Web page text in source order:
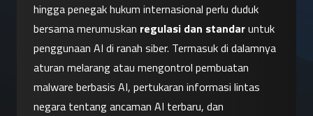
hingga penegak hukum internasional perlu duduk
bersama merumuskan regulasi dan standar untuk
penggunaan AI di ranah siber. Termasuk di dalamnya
aturan melarang atau mengontrol pembuatan
malware berbasis AI, pertukaran informasi lintas
negara tentang ancaman AI terbaru, dan